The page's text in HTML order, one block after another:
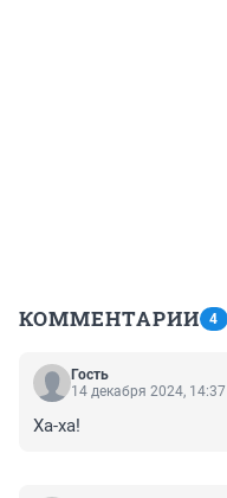
КОММЕНТАРИИ 4
Гость
14 декабря 2024, 14:37
Ха-ха!